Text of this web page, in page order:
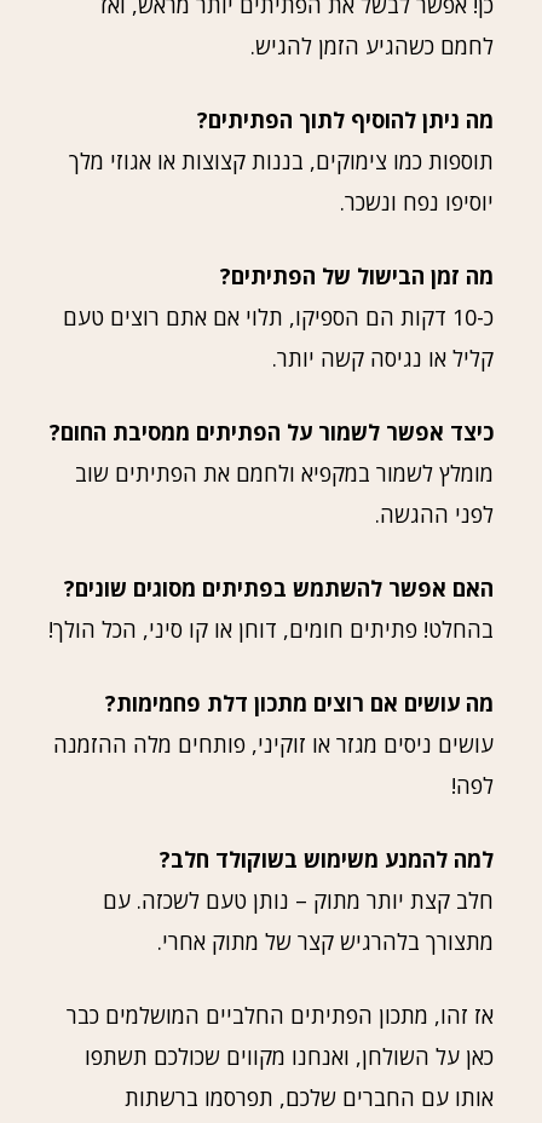
לחמם כשהגיע הזמן להגיש.
מה ניתן להוסיף לתוך הפתיתים?
תוספות כמו צימוקים, בננות קצוצות או אגוזי מלך
יוסיפו נפח ונשכר.
מה זמן הבישול של הפתיתים?
כ-10 דקות הם הספיקו, תלוי אם אתם רוצים טעם
קליל או נגיסה קשה יותר.
כיצד אפשר לשמור על הפתיתים ממסיבת החום?
מומלץ לשמור במקפיא ולחמם את הפתיתים שוב
לפני ההגשה.
האם אפשר להשתמש בפתיתים מסוגים שונים?
בהחלט! פתיתים חומים, דוחן או קו סיני, הכל הולך!
מה עושים אם רוצים מתכון דלת פחמימות?
עושים ניסים מגזר או זוקיני, פותחים מלה ההזמנה
לפה!
למה להמנע משימוש בשוקולד חלב?
חלב קצת יותר מתוק – נותן טעם לשכזה. עם
מתצורך בלהרגיש קצר של מתוק אחרי.
אז זהו, מתכון הפתיתים החלביים המושלמים כבר
כאן על השולחן, ואנחנו מקווים שכולכם תשתפו
אותו עם החברים שלכם, תפרסמו ברשתות